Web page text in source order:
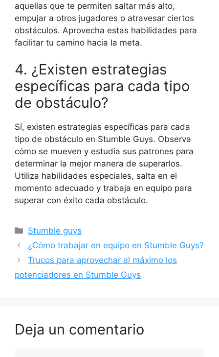
aquellas que te permiten saltar más alto,
empujar a otros jugadores o atravesar ciertos
obstáculos. Aprovecha estas habilidades para
facilitar tu camino hacia la meta.
4. ¿Existen estrategias
específicas para cada tipo
de obstáculo?
Sí, existen estrategias específicas para cada
tipo de obstáculo en Stumble Guys. Observa
cómo se mueven y estudia sus patrones para
determinar la mejor manera de superarlos.
Utiliza habilidades especiales, salta en el
momento adecuado y trabaja en equipo para
superar con éxito cada obstáculo.
Categorías
Stumble guys
¿Cómo trabajar en equipo en Stumble Guys?
Trucos para aprovechar al máximo los
potenciadores en Stumble Guys
Deja un comentario